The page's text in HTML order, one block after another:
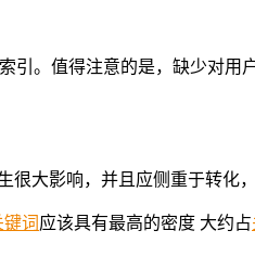
引。值得注意的是，缺少对用
大影响，并且应侧重于转化
键词 应该具有最高的密度 大约占